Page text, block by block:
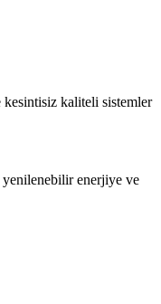
kaliteli sistemler
yenilenebilir enerjiye ve